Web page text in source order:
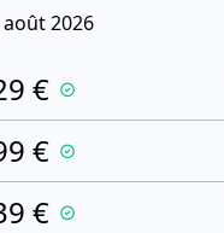
2026
€
€
€